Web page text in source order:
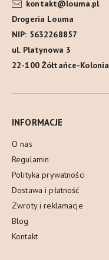
kontakt@louma.pl
Drogeria Louma
NIP: 5632268857
ul. Platynowa 3
22-100 Żółtańce-Kolonia
INFORMACJE
O nas
Regulamin
Polityka prywatności
Dostawa i płatność
Zwroty i reklamacje
Blog
Kontakt